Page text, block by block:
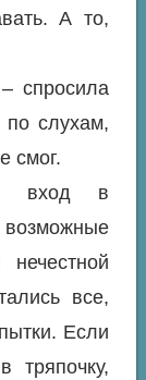
А то,
спросила
по слухам,
смог.
вход в
все,
Если
тряпочку,